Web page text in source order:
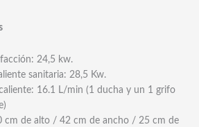
24,5 kw.
sanitaria: 28,5 Kw.
16.1 L/min (1 ducha y un 1 grifo
cm de alto / 42 cm de ancho / 25 cm de